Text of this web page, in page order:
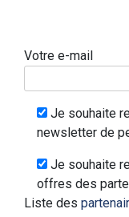
Votre e-mail
Je souhaite
newsletter de
Je souhaite
offres des
Liste des